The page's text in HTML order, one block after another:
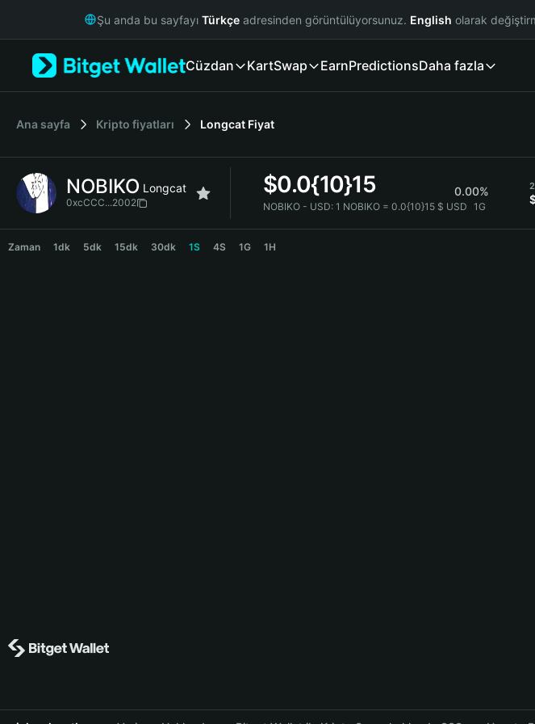
Русский
Italiano
简体中文
繁體中文
Bahasa Indonesia
Şu anda bu sayfayı Türkçe adresinden görüntülüyorsunuz. English olarak
Cüzdan KartSwap EarnPredictionsDaha fazla
Ana sayfa Kripto fiyatları Longcat Fiyat
NOBIKO Longcat
0xcCCC...2002
$0.0{10}15 0.00%
NOBIKO - USD: 1 NOBIKO = 0.0{10}15 $ USD 1G
Zaman 1dk 5dk 15dk 30dk 1S 4S 1G 1H